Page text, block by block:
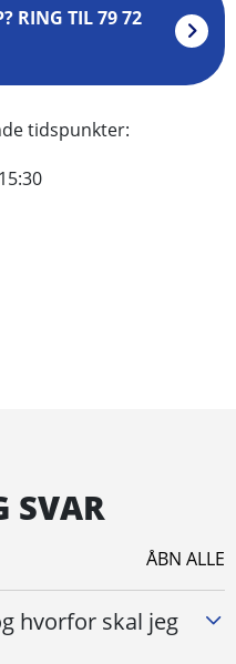
RING TIL 79 72
tidspunkter:
SVAR
ÅBN ALLE
hvorfor skal jeg